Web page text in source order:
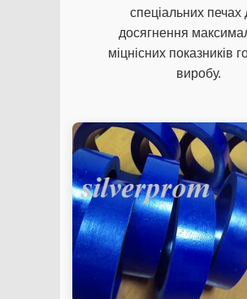
спеціальних печах
досягнення
міцнісних показників
виробу.